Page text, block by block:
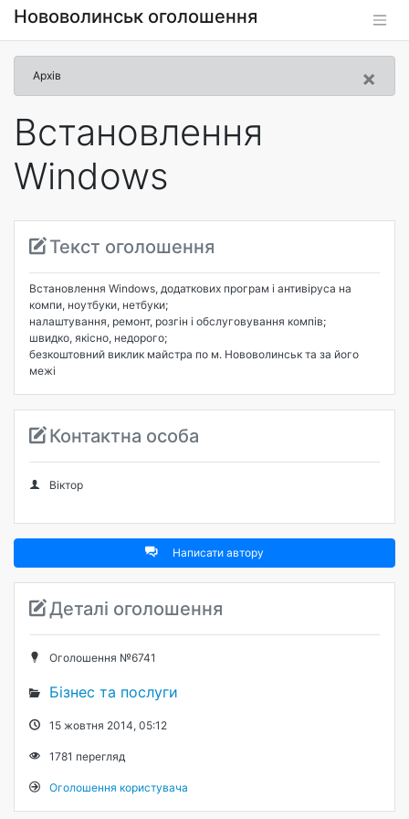
Нововолинськ оголошення
×
Архів
Встановлення
Windows
Текст оголошення
Встановлення Windows, додаткових програм і антивіруса на
компи, ноутбуки, нетбуки;
налаштування, ремонт, розгін і обслуговування компів;
швидко, якісно, недорого;
безкоштовний виклик майстра по м. Нововолинськ та за його
межі
Контактна особа
Віктор
Написати автору
Деталі оголошення
Оголошення №6741
Бізнес та послуги
15 жовтня 2014, 05:12
1781 перегляд
Оголошення користувача